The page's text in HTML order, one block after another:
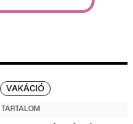
VAKÁCIÓ